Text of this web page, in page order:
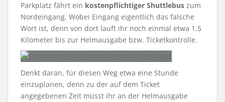
Parkplatz fährt ein kostenpflichtiger Shuttlebus zum
Nordeingang. Wobei Eingang eigentlich das falsche
Wort ist, denn von dort lauft ihr noch einmal etwa 1,5
Kilometer bis zur Helmausgabe bzw. Ticketkontrolle.
Denkt daran, für diesen Weg etwa eine Stunde
einzuplanen, denn zu der auf dem Ticket
angegebenen Zeit müsst ihr an der Helmausgabe